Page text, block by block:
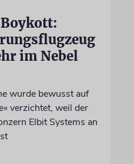
im Nebel
wurde bewusst auf
verzichtet, weil der
Elbit Systems an